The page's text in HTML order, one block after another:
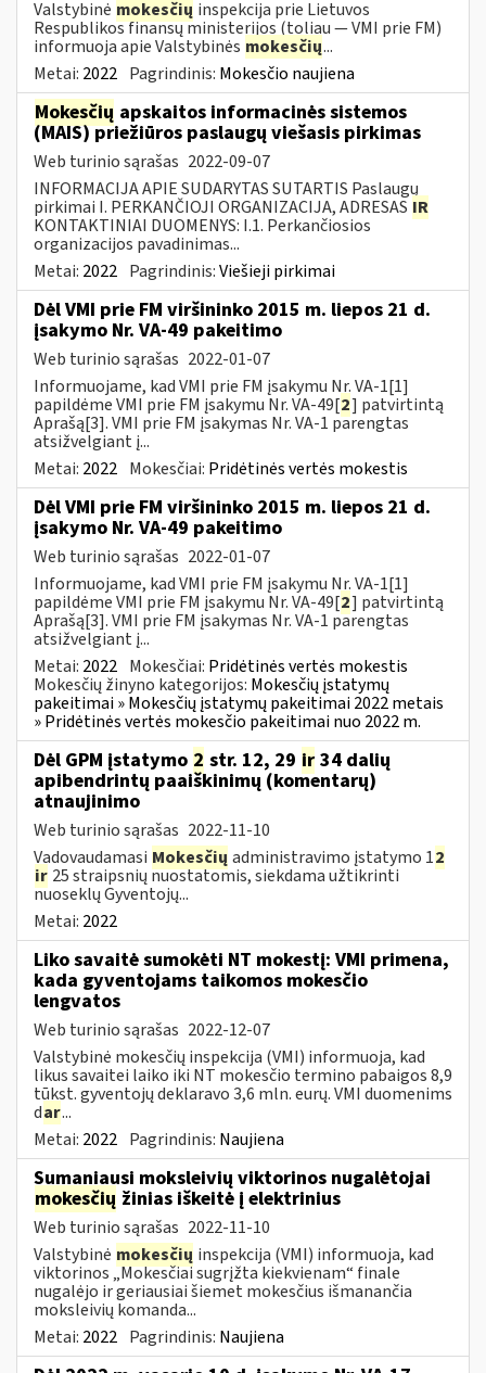
Valstybinė mokesčių inspekcija prie Lietuvos
Respublikos finansų ministerijos (toliau ― VMI prie FM)
informuoja apie Valstybinės mokesčių...
Metai: 2022 Pagrindinis: Mokesčio naujiena
Mokesčių apskaitos informacinės sistemos
(MAIS) priežiūros paslaugų viešasis pirkimas
Web turinio sąrašas 2022-09-07
INFORMACIJA APIE SUDARYTAS SUTARTIS Paslaugų
pirkimai I. PERKANČIOJI ORGANIZACIJA, ADRESAS IR
KONTAKTINIAI DUOMENYS: I.1. Perkančiosios
organizacijos pavadinimas...
Metai: 2022 Pagrindinis:Viešieji pirkimai
Dėl VMI prie FM viršininko 2015 m. liepos 21 d.
įsakymo Nr. VA-49 pakeitimo
Web turinio sąrašas 2022-01-07
Informuojame, kad VMI prie FM įsakymu Nr. VA-1[1]
papildėme VMI prie FM įsakymu Nr. VA-49[2] patvirtintą
Aprašą[3]. VMI prie FM įsakymas Nr. VA-1 parengtas
atsižvelgiant į...
Metai: 2022 Mokesčiai: Pridėtinės vertės mokestis
Dėl VMI prie FM viršininko 2015 m. liepos 21 d.
įsakymo Nr. VA-49 pakeitimo
Web turinio sąrašas 2022-01-07
Informuojame, kad VMI prie FM įsakymu Nr. VA-1[1]
papildėme VMI prie FM įsakymu Nr. VA-49[2] patvirtintą
Aprašą[3]. VMI prie FM įsakymas Nr. VA-1 parengtas
atsižvelgiant į...
Metai: 2022 Mokesčiai: Pridėtinės vertės mokestis
Mokesčių žinyno kategorijos: Mokesčių įstatymų
pakeitimai » Mokesčių įstatymų pakeitimai 2022 metais
» Pridėtinės vertės mokesčio pakeitimai nuo 2022 m.
Dėl GPM įstatymo 2 str. 12, 29 ir 34 dalių
apibendrintų paaiškinimų (komentarų)
atnaujinimo
Web turinio sąrašas 2022-11-10
Vadovaudamasi Mokesčių administravimo įstatymo 12
ir 25 straipsnių nuostatomis, siekdama užtikrinti
nuoseklų Gyventojų...
Metai: 2022
Liko savaitė sumokėti NT mokestį: VMI primena,
kada gyventojams taikomos mokesčio
lengvatos
Web turinio sąrašas 2022-12-07
Valstybinė mokesčių inspekcija (VMI) informuoja, kad
likus savaitei laiko iki NT mokesčio termino pabaigos 8,9
tūkst. gyventojų deklaravo 3,6 mln. eurų. VMI duomenims
dar...
Metai: 2022 Pagrindinis: Naujiena
Sumaniausi moksleivių viktorinos nugalėtojai
mokesčių žinias iškeitė į elektrinius
Web turinio sąrašas 2022-11-10
Valstybinė mokesčių inspekcija (VMI) informuoja, kad
viktorinos „Mokesčiai sugrįžta kiekvienam“ finale
nugalėjo ir geriausiai šiemet mokesčius išmanančia
moksleivių komanda...
Metai: 2022 Pagrindinis: Naujiena